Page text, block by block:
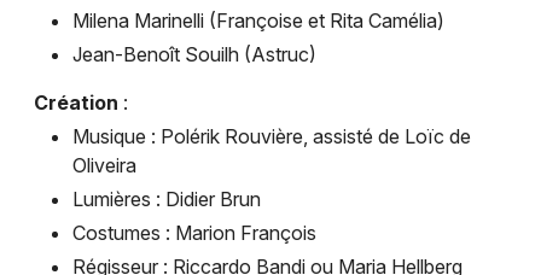
Théâtre en Provence-Alpes-Côte-d'Azur
Artistes en tournée
Milena Marinelli (Françoise et Rita Camélia)
Jean-Benoît Souilh (Astruc)
Création :
Musique : Polérik Rouvière, assisté de Loïc de
Oliveira
Lumières : Didier Brun
Costumes : Marion François
Régisseur : Riccardo Bandi ou Maria Hellberg